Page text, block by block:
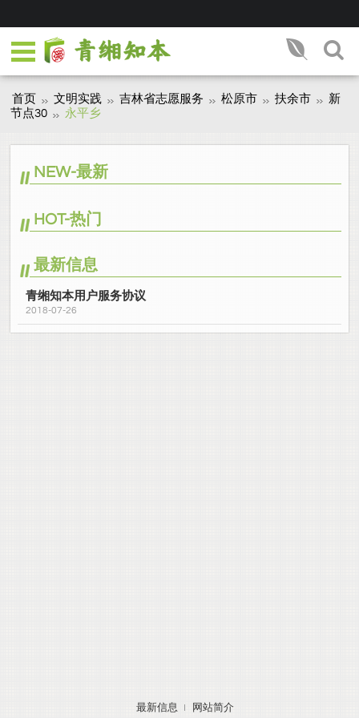
首页 文明实践 吉林省志愿服务 松原市 扶余市
新
节点30
永平乡
NEW-最新
HOT-热门
最新信息
青缃知本用户服务协议
2018-07-26
最新信息 网站简介